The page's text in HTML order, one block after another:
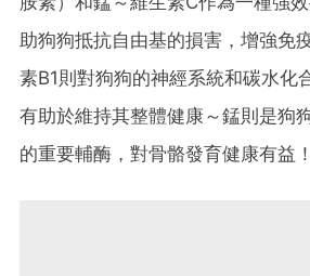
助狗狗抵抗自由基的損害，增強免
素B1則對狗狗的神經系統和碳水化
有助於維持其整體健康～錳則是狗
的重要輔酶，對骨骼發育健康有益！